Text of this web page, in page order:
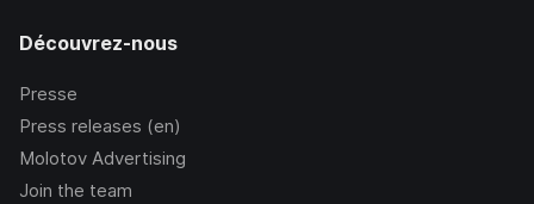
Découvrez-nous
Presse
Press releases (en)
Molotov Advertising
Join the team